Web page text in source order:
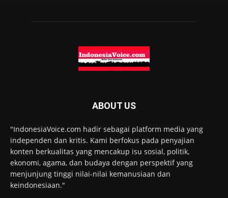
ABOUT US
"IndonesiaVoice.com hadir sebagai platform media yang
independen dan kritis. Kami berfokus pada penyajian
konten berkualitas yang mencakup isu sosial, politik,
ekonomi, agama, dan budaya dengan perspektif yang
menjunjung tinggi nilai-nilai kemanusiaan dan
keindonesiaan."